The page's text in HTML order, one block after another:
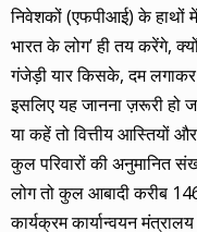
निवेशकों (एफपीआई) के हाथों
भारत के लोग’ ही तय करेंगे,
गंजेड़ी यार किसके, दम
इसलिए यह जानना ज़रूरी हो
या कहें तो वित्तीय आस्तियों
कुल परिवारों की अनुमानित
लोग तो कुल आबादी करीब
कार्यक्रम कार्यान्वयन